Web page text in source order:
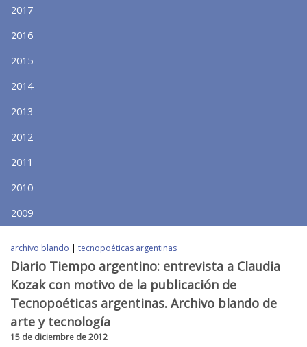
2017
2016
2015
2014
2013
2012
2011
2010
2009
archivo blando | tecnopoéticas argentinas
Diario Tiempo argentino: entrevista a Claudia
Kozak con motivo de la publicación de
Tecnopoéticas argentinas. Archivo blando de
arte y tecnología
15 de diciembre de 2012